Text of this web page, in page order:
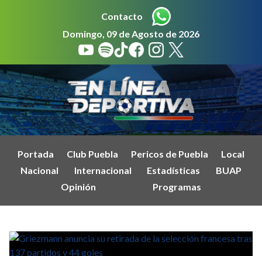
Contacto
Domingo, 09 de Agosto de 2026
Portada Club Puebla Pericos de Puebla
Local
Nacional
Internacional Estadísticas
BUAP
Opinión
Programas